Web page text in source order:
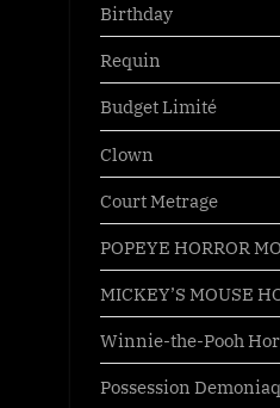
Birthday
Requin
Budget Limité
Clown
Court Metrage
POPEYE HORROR
MICKEY’S MOUSE
Winnie-the-Pooh
Possession